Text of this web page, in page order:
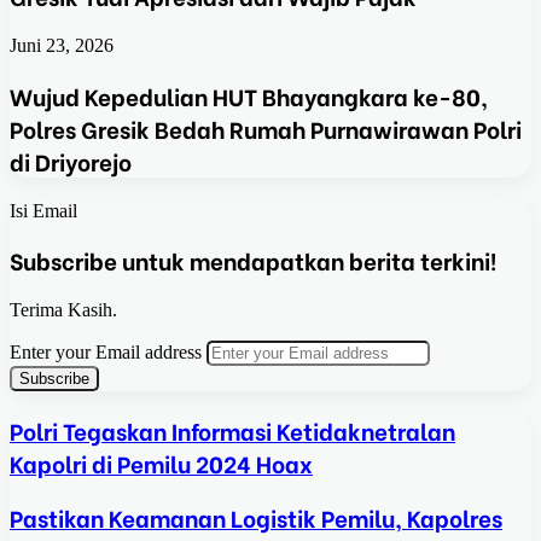
Juni 23, 2026
Wujud Kepedulian HUT Bhayangkara ke-80,
Polres Gresik Bedah Rumah Purnawirawan Polri
di Driyorejo
Isi Email
Subscribe untuk mendapatkan berita terkini!
Terima Kasih.
Enter your Email address
Polri Tegaskan Informasi Ketidaknetralan
Kapolri di Pemilu 2024 Hoax
Pastikan Keamanan Logistik Pemilu, Kapolres